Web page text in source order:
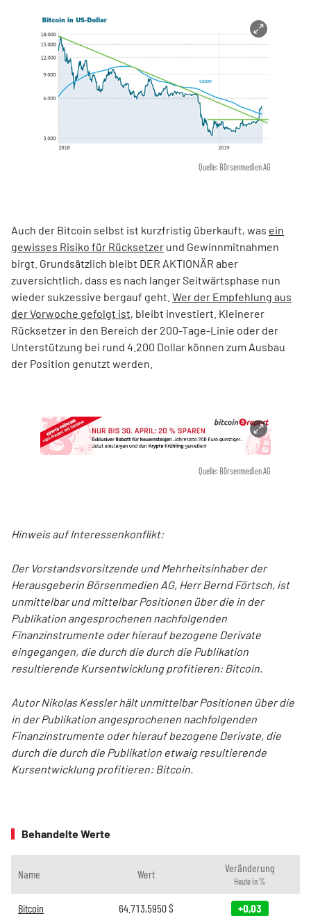
Quelle: Börsenmedien AG
Auch der Bitcoin selbst ist kurzfristig überkauft, was ein
gewisses Risiko für Rücksetzer und Gewinnmitnahmen
birgt. Grundsätzlich bleibt DER AKTIONÄR aber
zuversichtlich, dass es nach langer Seitwärtsphase nun
wieder sukzessive bergauf geht. Wer der Empfehlung aus
der Vorwoche gefolgt ist, bleibt investiert. Kleinerer
Rücksetzer in den Bereich der 200-Tage-Linie oder der
Unterstützung bei rund 4.200 Dollar können zum Ausbau
der Position genutzt werden.
Quelle: Börsenmedien AG
Hinweis auf Interessenkonflikt:
Der Vorstandsvorsitzende und Mehrheitsinhaber der
Herausgeberin Börsenmedien AG, Herr Bernd Förtsch, ist
unmittelbar und mittelbar Positionen über die in der
Publikation angesprochenen nachfolgenden
Finanzinstrumente oder hierauf bezogene Derivate
eingegangen, die durch die durch die Publikation
resultierende Kursentwicklung profitieren: Bitcoin.
Autor Nikolas Kessler hält unmittelbar Positionen über die
in der Publikation angesprochenen nachfolgenden
Finanzinstrumente oder hierauf bezogene Derivate, die
durch die durch die Publikation etwaig resultierende
Kursentwicklung profitieren: Bitcoin.
Behandelte Werte
Name Wert Veränderung
Heute in %
Bitcoin 64.713,5950$ +0,03